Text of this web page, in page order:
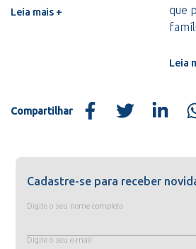
Leia mais +
que
Leia
Compartilhar
Cadastre-se para receber
Digite o seu nome completo
Digite o seu e-mail